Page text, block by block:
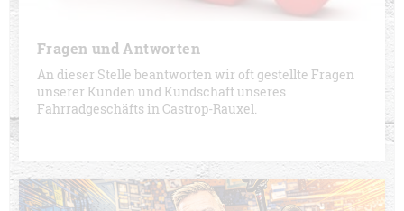
Fragen und Antworten
An dieser Stelle beantworten wir oft gestellte Fragen
unserer Kunden und Kundschaft unseres
Fahrradgeschäfts in Castrop-Rauxel.